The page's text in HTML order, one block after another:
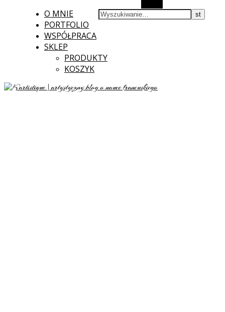
O MNIE
PORTFOLIO
WSPÓŁPRACA
SKLEP
PRODUKTY
KOSZYK